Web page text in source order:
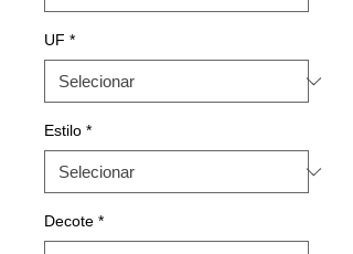
UF *
Estilo *
Decote *